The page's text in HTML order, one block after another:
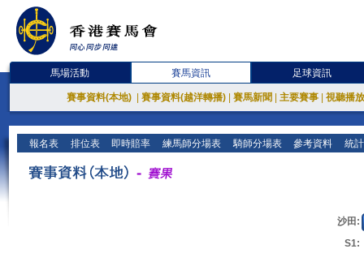
馬場活動 賽馬資訊 足球資訊
賽事資料(本地) 賽事資料(越洋轉播) 賽馬新聞 主要賽事 視聽播
報名表 排位表 即時賠率 練馬師分場表 騎師分場表 參考資料 統
沙田:
S1: